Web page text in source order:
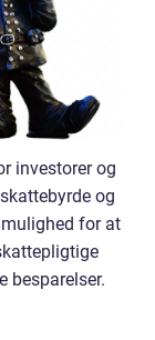
investorer og
og
for at
besparelser.